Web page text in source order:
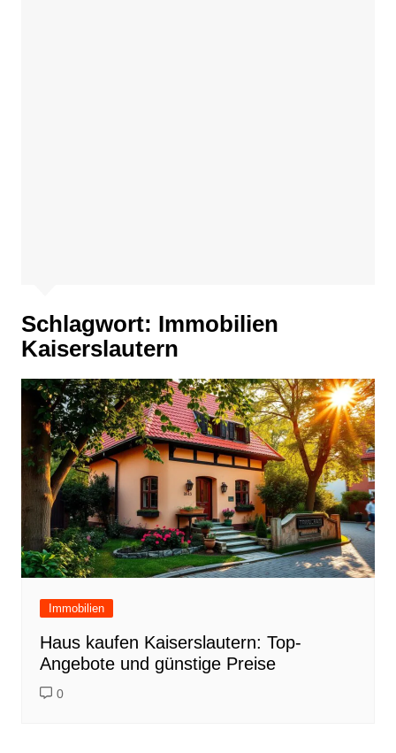
Schlagwort: Immobilien
Kaiserslautern
Immobilien
Haus kaufen Kaiserslautern: Top-
Angebote und günstige Preise
0